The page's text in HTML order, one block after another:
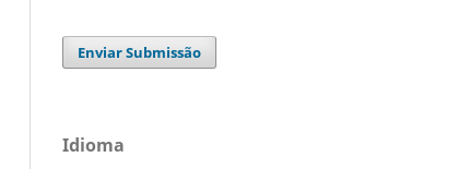
Enviar Submissão
Idioma